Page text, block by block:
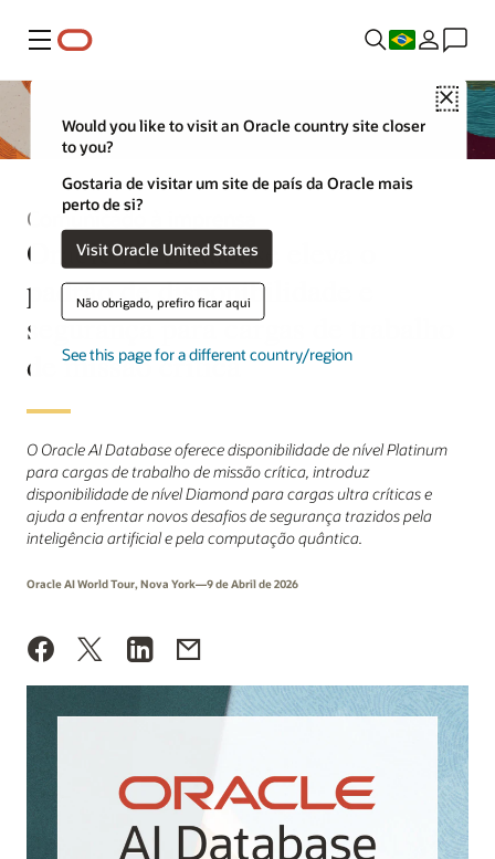
Menu
Close
Would you like to visit an Oracle country site closer
to you?
Gostaria de visitar um site de país da Oracle mais
perto de si?
Visit Oracle United States
Não obrigado, prefiro ficar aqui
See this page for a different country/region
Comunicado à imprensa
Oracle AI Database eleva o
padrão de disponibilidade e
segurança para cargas de trabalho
de missão crítica
O Oracle AI Database oferece disponibilidade de nível Platinum
para cargas de trabalho de missão crítica, introduz
disponibilidade de nível Diamond para cargas ultra críticas e
ajuda a enfrentar novos desafios de segurança trazidos pela
inteligência artificial e pela computação quântica.
Oracle AI World Tour, Nova York—9 de Abril de 2026